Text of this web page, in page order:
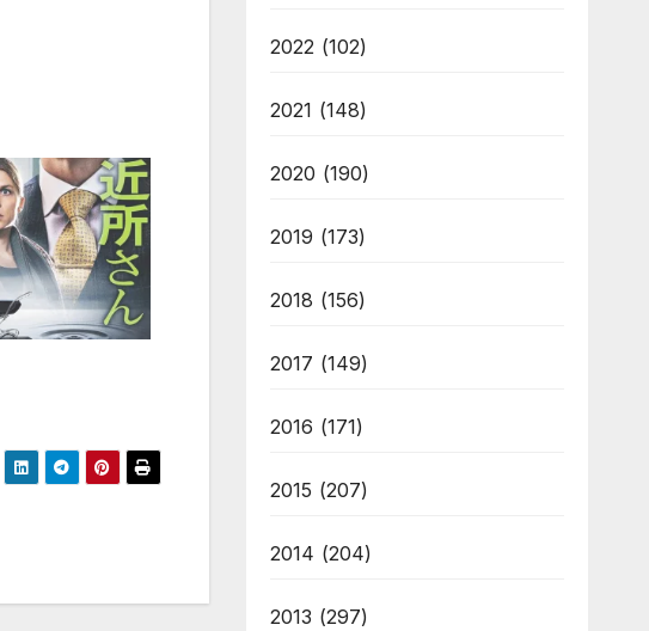
2022 (102)
2021 (148)
2020 (190)
2019 (173)
2018 (156)
2017 (149)
2016 (171)
2015 (207)
2014 (204)
2013 (297)